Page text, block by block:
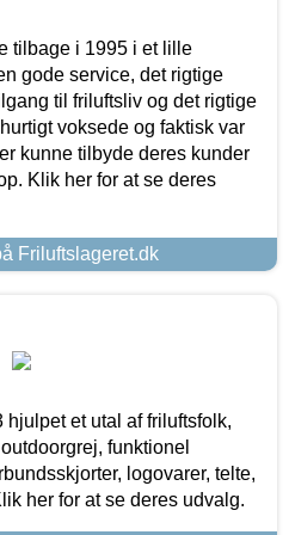
tilbage i 1995 i et lille
gode service, det rigtige
til friluftsliv og det rigtige
voksede og faktisk var
kunne tilbyde deres kunder
Klik her for at se deres
Friluftslageret.dk
et utal af friluftsfolk,
funktionel
logovarer, telte,
her for at se deres udvalg.